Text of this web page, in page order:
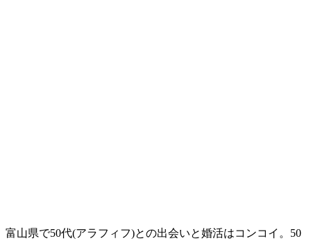
富山県で50代(アラフィフ)との出会いと婚活はコンコイ。50